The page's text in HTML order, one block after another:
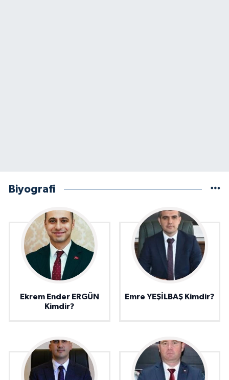
Biyografi
Ekrem Ender ERGÜN
Kimdir?
Emre YEŞİLBAŞ Kimdir?